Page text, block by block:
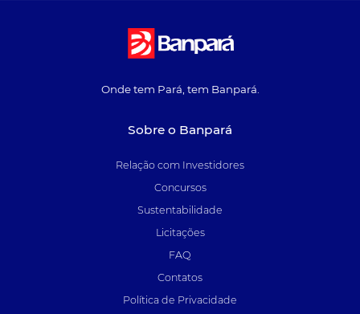
Onde tem Pará, tem Banpará.
Sobre o Banpará
Relação com Investidores
Concursos
Sustentabilidade
Licitações
FAQ
Contatos
Política de Privacidade